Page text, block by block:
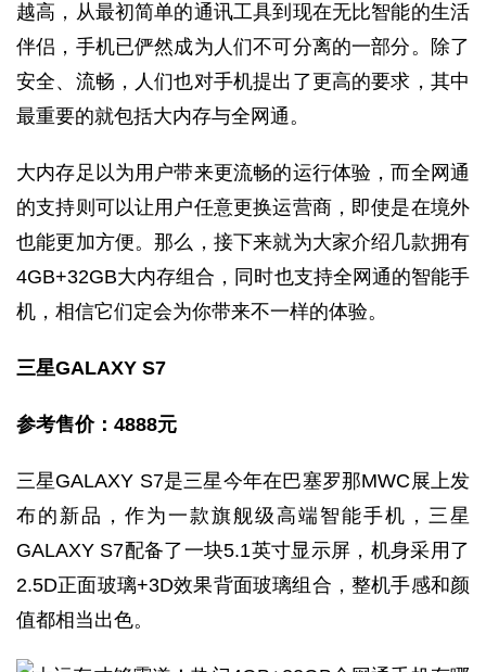
越高，从最初简单的通讯工具到现在无比智能的生活
伴侣，手机已俨然成为人们不可分离的一部分。除了
安全、流畅，人们也对手机提出了更高的要求，其中
最重要的就包括大内存与全网通。
大内存足以为用户带来更流畅的运行体验，而全网通
的支持则可以让用户任意更换运营商，即使是在境外
也能更加方便。那么，接下来就为大家介绍几款拥有
4GB+32GB大内存组合，同时也支持全网通的智能手
机，相信它们定会为你带来不一样的体验。
三星GALAXY S7
参考售价：4888元
三星GALAXY S7是三星今年在巴塞罗那MWC展上发
布的新品，作为一款旗舰级高端智能手机，三星
GALAXY S7配备了一块5.1英寸显示屏，机身采用了
2.5D正面玻璃+3D效果背面玻璃组合，整机手感和颜
值都相当出色。